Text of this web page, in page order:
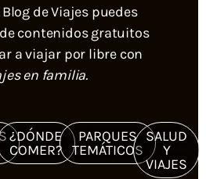
de Viajes puedes
contenidos gratuitos
a viajar por libre con
en familia.
¿DÓNDE
COMER?
PARQUES
TEMÁTICOS
SALUD
Y
VIAJES